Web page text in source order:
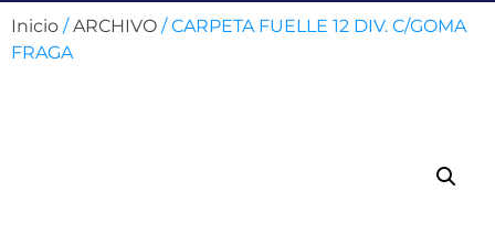
Inicio /ARCHIVO / CARPETA FUELLE 12 DIV. C/GOMA
FRAGA